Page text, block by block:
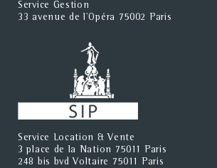
Service Gestion
33 avenue de l'Opéra 75002 Paris
Service Location & Vente
3 place de la Nation 75011 Paris
248 bis bvd Voltaire 75011 Paris